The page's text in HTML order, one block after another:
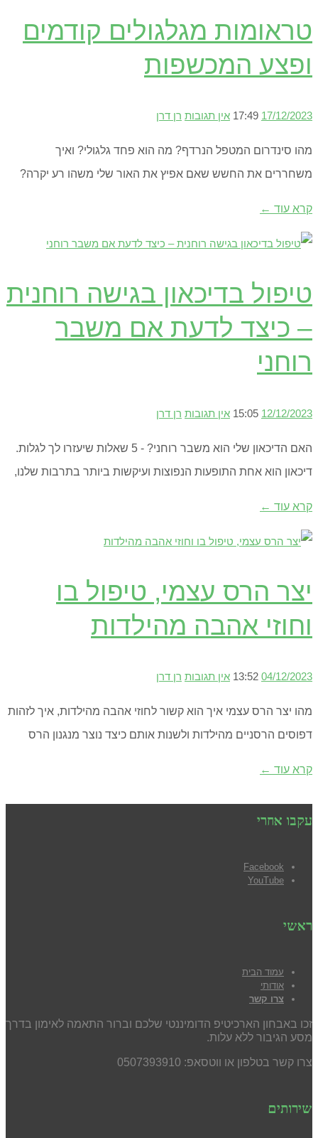
טראומות מגלגולים קודמים
ופצע המכשפות
17/12/2023
17:49 אין תגובות רן דרן
מהו סינדרום המטפל הנרדף? מה הוא פחד גלגולי? ואיך
משחררים את החשש שאם אפיץ את האור שלי משהו רע יקרה?
קרא עוד ←
טיפול בדיכאון בגישה רוחנית
– כיצד לדעת אם משבר
רוחני
12/12/2023
15:05 אין תגובות רן דרן
האם הדיכאון שלי הוא משבר רוחני? - 5 שאלות שיעזרו לך לגלות.
דיכאון הוא אחת התופעות הנפוצות ועיקשות ביותר בתרבות שלנו,
קרא עוד ←
יצר הרס עצמי, טיפול בו
וחוזי אהבה מהילדות
04/12/2023
13:52 אין תגובות רן דרן
מהו יצר הרס עצמי איך הוא קשור לחוזי אהבה מהילדות, איך לזהות
דפוסים הרסניים מהילדות ולשנות אותם כיצד נוצר מנגנון הרס
קרא עוד ←
עקבו אחרי
Facebook
YouTube
ראשי
עמוד הבית
אודותי
צרו קשר
זכו באבחון הארכיטיפ הדומיננטי שלכם וברור התאמה לאימון בדרך
מסע הגיבור ללא עלות.
צרו קשר בטלפון או ווטסאפ: 0507393910
שירותים